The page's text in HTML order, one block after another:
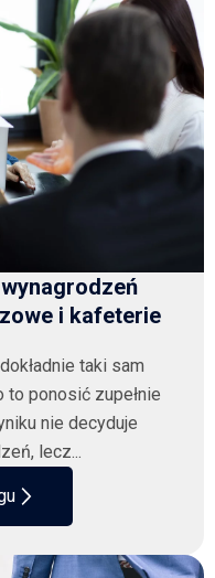
i kafeterie
taki sam
to ponosić zupełnie
nie decyduje
lecz...